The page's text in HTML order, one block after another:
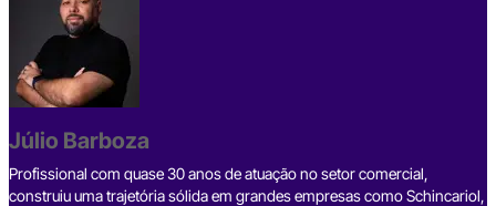
e
b
o
o
k
s
Júlio Barboza
Profissional com quase 30 anos de atuação no setor comercial,
construiu uma trajetória sólida em grandes empresas como Schincariol,